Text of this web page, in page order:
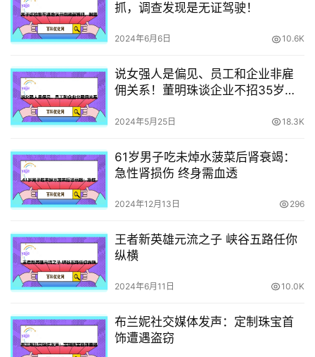
抓，调查发现是无证驾驶！
2024年6月6日 10.6K
说女强人是偏见、员工和企业非雇
佣关系！董明珠谈企业不招35岁员
2024年5月25日 18.3K
61岁男子吃未焯水菠菜后肾衰竭：
急性肾损伤 终身需血透
2024年12月13日 296
王者新英雄元流之子 峡谷五路任你
纵横
2024年6月11日 10.0K
布兰妮社交媒体发声：定制珠宝首
饰遭遇盗窃